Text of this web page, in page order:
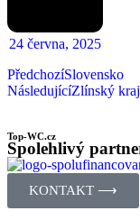
24 června, 2025
PředchozíSlovensko
NásledujícíZlínský kraj
Top-WC.cz
Spolehlivý
KONTAKT ⟶